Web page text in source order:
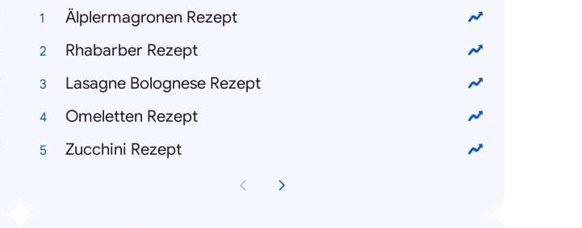
Älplermagronen Rezept
Rhabarber Rezept
Lasagne Bolognese Rezept
Omeletten Rezept
Zucchini Rezept